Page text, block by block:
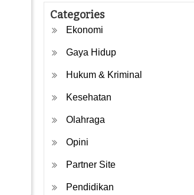
Categories
Ekonomi
Gaya Hidup
Hukum & Kriminal
Kesehatan
Olahraga
Opini
Partner Site
Pendidikan